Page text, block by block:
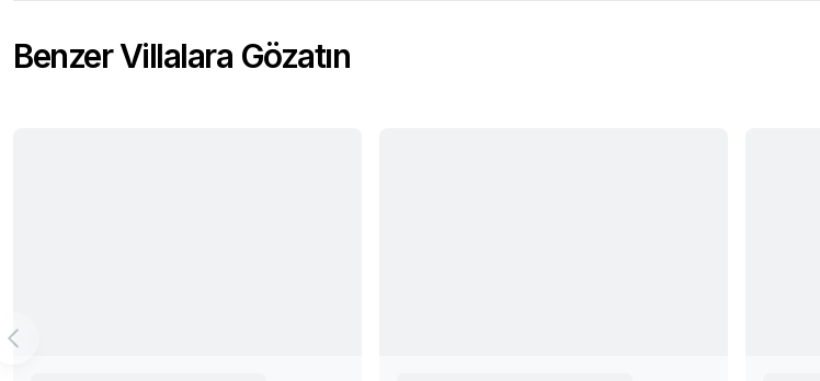
Benzer Villalara Gözatın